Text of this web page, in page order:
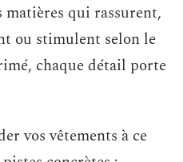
matières qui rassurent,
ou stimulent selon le
chaque détail porte
vos vêtements à ce